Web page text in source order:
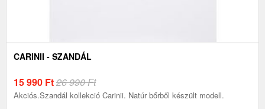
CARINII - SZANDÁL
15 990 Ft26 990 Ft
Akciós.Szandál kollekció Carinii. Natúr bőrből készült modell.